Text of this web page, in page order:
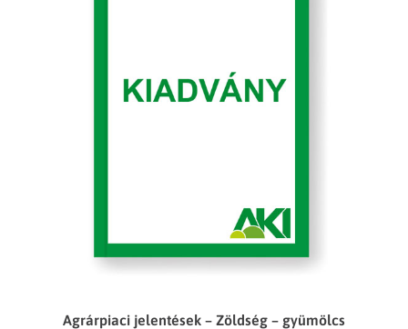
Agrárpiaci jelentések – Zöldség – gyümölcs